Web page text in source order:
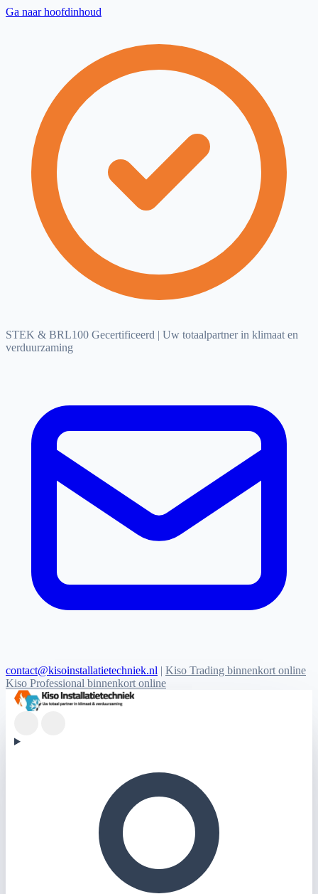
Ga naar hoofdinhoud
STEK & BRL100 Gecertificeerd | Uw totaalpartner in klimaat en
verduurzaming
contact@kisoinstallatietechniek.nl | Kiso Trading binnenkort online
Kiso Professional binnenkort online